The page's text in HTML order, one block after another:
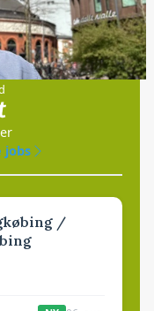
jobs
/